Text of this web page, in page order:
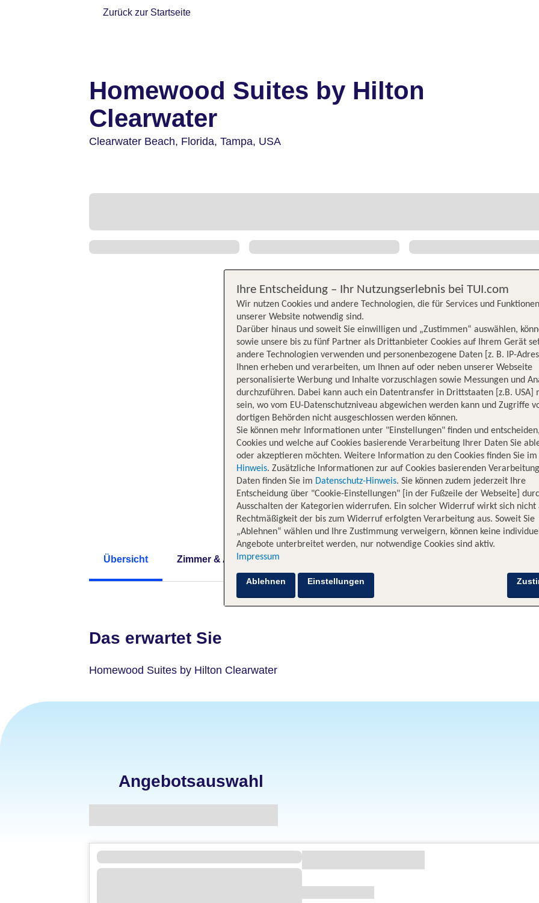
Zurück zur Startseite
Homewood Suites by Hilton
Clearwater
Clearwater Beach, Florida, Tampa, USA
Übersicht Zimmer & Angebote
Das erwartet Sie
Homewood Suites by Hilton Clearwater
Angebotsauswahl
Ihre Entscheidung – Ihr Nutzungserlebnis bei TUI.com
Wir nutzen Cookies und andere Technologien, die für Services und
unserer Website notwendig sind.
Darüber hinaus und soweit Sie einwilligen und „Zustimmen“ auswählen,
sowie unsere bis zu fünf Partner als Drittanbieter Cookies auf Ihrem Gerät
andere Technologien verwenden und personenbezogene Daten [z. B. IP-
Ihnen erheben und verarbeiten, um Ihnen auf oder neben unserer Webseite
personalisierte Werbung und Inhalte vorzuschlagen sowie Messungen und
durchzuführen. Dabei kann auch ein Datentransfer in Drittstaaten [z.B. USA]
sein, wo vom EU-Datenschutzniveau abgewichen werden kann und Zugriffe
dortigen Behörden nicht ausgeschlossen werden können.
Sie können mehr Informationen unter "Einstellungen" finden und
Cookies und welche auf Cookies basierende Verarbeitung Ihrer Daten Sie
oder akzeptieren möchten. Weitere Information zu den Cookies finden Sie im
Hinweis. Zusätzliche Informationen zur auf Cookies basierenden
Daten finden Sie im Datenschutz-Hinweis. Sie können zudem jederzeit Ihre
Entscheidung über "Cookie-Einstellungen" [in der Fußzeile der Webseite]
Ausschalten der Kategorien widerrufen. Ein solcher Widerruf wirkt sich nicht
Rechtmäßigkeit der bis zum Widerruf erfolgten Verarbeitung aus. Soweit Sie
„Ablehnen“ wählen und Ihre Zustimmung verweigern, können keine
Angebote unterbreitet werden, nur notwendige Cookies sind aktiv.
Impressum
Ablehnen Einstellungen